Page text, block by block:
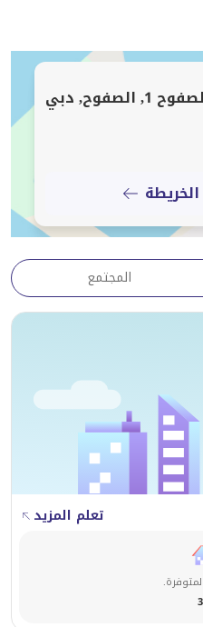
دبي
المجتمع
تعلم المزيد